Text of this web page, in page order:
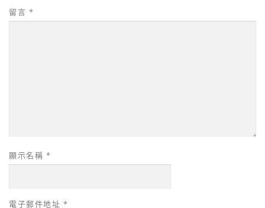
留言 *
顯示名稱 *
電子郵件地址 *